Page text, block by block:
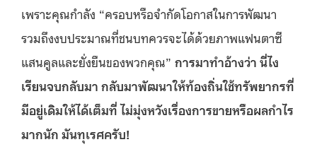
เพราะคุณกำลัง “ครอบหรือจำกัดโอกาสในการพัฒนา
รวมถึงงบประมาณที่ชนบทควรจะได้ด้วยภาพแฟนตาซี
แสนคูลและยั่งยืนของพวกคุณ” การมาทำอ้างว่า นี่ไง
เรียนจบกลับมา กลับมาพัฒนาให้ท้องถิ่นใช้ทรัพยากรที่
มีอยู่เดิมให้ได้เต็มที่ ไม่มุ่งหวังเรื่องการขายหรือผลกำไร
มากนัก มันทุเรศครับ!